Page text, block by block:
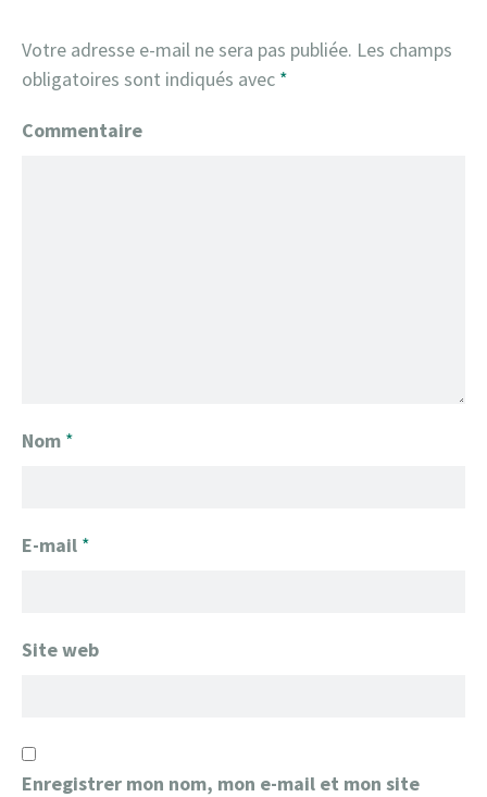
Votre adresse e-mail ne sera pas publiée. Les champs
obligatoires sont indiqués avec *
Commentaire
Nom *
E-mail *
Site web
Enregistrer mon nom, mon e-mail et mon site